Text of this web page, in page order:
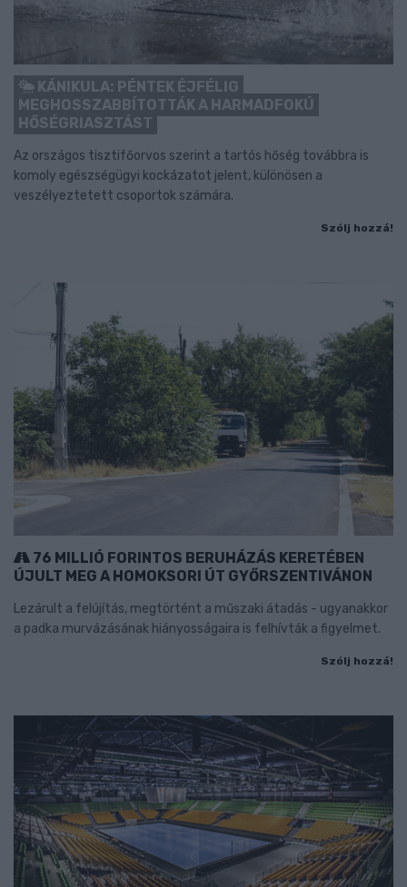
KÁNIKULA: PÉNTEK ÉJFÉLIG
MEGHOSSZABBÍTOTTÁK A HARMADFOKÚ
HŐSÉGRIASZTÁST
Az országos tisztifőorvos szerint a tartós hőség továbbra is
komoly egészségügyi kockázatot jelent, különösen a
veszélyeztetett csoportok számára.
Szólj hozzá!
76 MILLIÓ FORINTOS BERUHÁZÁS KERETÉBEN
ÚJULT MEG A HOMOKSORI ÚT GYŐRSZENTIVÁNON
Lezárult a felújítás, megtörtént a műszaki átadás - ugyanakkor
a padka murvázásának hiányosságaira is felhívták a figyelmet.
Szólj hozzá!